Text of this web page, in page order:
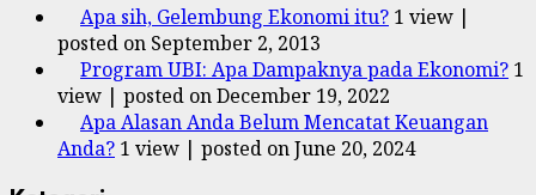
Apa sih, Gelembung Ekonomi itu? 1 view |
posted on September 2, 2013
Program UBI: Apa Dampaknya pada Ekonomi? 1
view | posted on December 19, 2022
Apa Alasan Anda Belum Mencatat Keuangan
Anda? 1 view | posted on June 20, 2024